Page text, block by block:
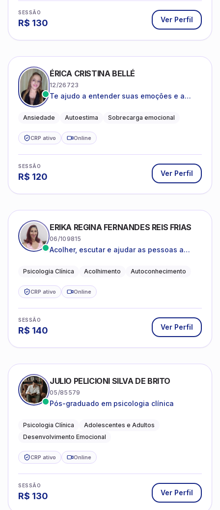
SESSÃO
R$ 130 Ver Perfil
ÉRICA CRISTINA BELLÉ
12/26723
Te ajudo a entender suas emoções e a
que você está vivendo
Ansiedade Autoestima Sobrecarga emocional
CRP ativo Online
SESSÃO
R$ 120 Ver Perfil
ERIKA REGINA FERNANDES REIS FRIAS
06/109815
Acolher, escutar e ajudar as pessoas a
Psicologia Clínica Acolhimento Autoconhecimento
CRP ativo Online
SESSÃO
R$ 140 Ver Perfil
JULIO PELICIONI SILVA DE BRITO
05/85579
Pós-graduado em psicologia clínica
Psicologia Clínica
Adolescentes e Adultos
Desenvolvimento Emocional
CRP ativo Online
SESSÃO
R$ 130 Ver Perfil